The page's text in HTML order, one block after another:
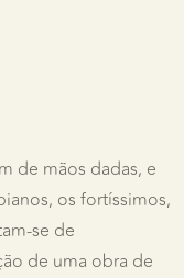
de mãos dadas, e
os fortíssimos,
se de
de uma obra de